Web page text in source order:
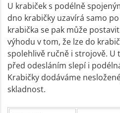
U krabiček s podélně
dno krabičky uzavírá samo
krabička se pak může
výhodu v tom, že lze do
spolehlivě ručně i strojově.
před odesláním slepí i
Krabičky dodáváme
skladnost.